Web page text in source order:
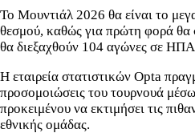
Το Μουντιάλ 2026 θα είναι το
θεσμού, καθώς για πρώτη φορά θα
θα διεξαχθούν 104 αγώνες σε
Η εταιρεία στατιστικών Opta
προσομοιώσεις του τουρνουά
προκειμένου να εκτιμήσει τις
εθνικής ομάδας.